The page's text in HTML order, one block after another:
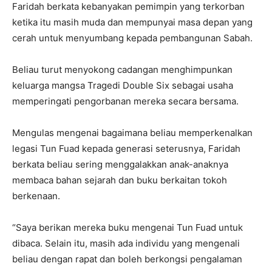
Faridah berkata kebanyakan pemimpin yang terkorban
ketika itu masih muda dan mempunyai masa depan yang
cerah untuk menyumbang kepada pembangunan Sabah.
Beliau turut menyokong cadangan menghimpunkan
keluarga mangsa Tragedi Double Six sebagai usaha
memperingati pengorbanan mereka secara bersama.
Mengulas mengenai bagaimana beliau memperkenalkan
legasi Tun Fuad kepada generasi seterusnya, Faridah
berkata beliau sering menggalakkan anak-anaknya
membaca bahan sejarah dan buku berkaitan tokoh
berkenaan.
“Saya berikan mereka buku mengenai Tun Fuad untuk
dibaca. Selain itu, masih ada individu yang mengenali
beliau dengan rapat dan boleh berkongsi pengalaman